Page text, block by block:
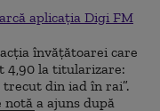
aplicația Digi FM